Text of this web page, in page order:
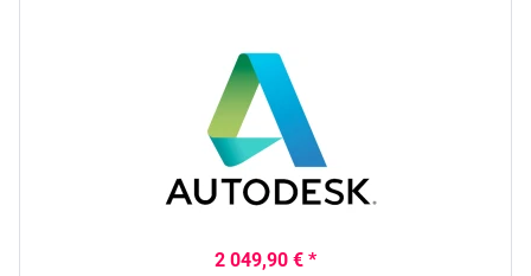
2 049,90 € *